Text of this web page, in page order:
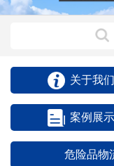
关于我们
案例展示
危险品物